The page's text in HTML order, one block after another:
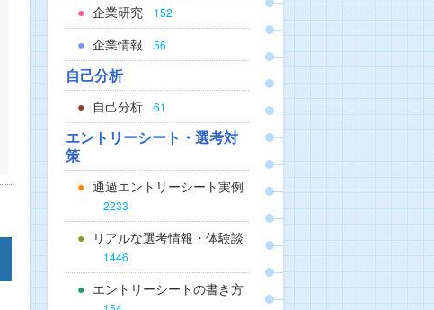
企業研究 152
企業情報 56
自己分析
自己分析 61
エントリーシート・選考対
策
通過エントリーシート実例
2233
リアルな選考情報・体験談
1446
エントリーシートの書き方